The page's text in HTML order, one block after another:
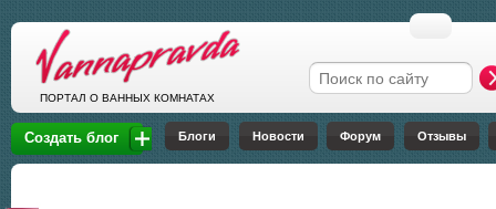
ПОРТАЛ О ВАННЫХ КОМНАТАХ Форма поиска
Создать блог Блоги Новости Форум Отзывы